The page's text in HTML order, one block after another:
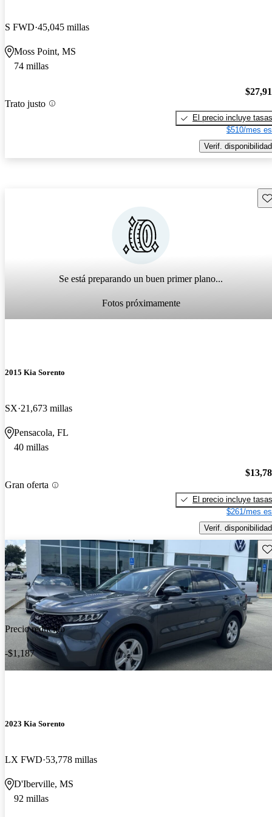
S FWD 45,045 millas
Moss Point, MS
74 millas
Trato justo
El precio incluye tasas
$510/mes
Verif. disponibilidad
Se está preparando un buen primer plano...
Fotos próximamente
2015 Kia Sorento
SX 21,673 millas
Pensacola, FL
40 millas
Gran oferta
El precio incluye tasas
$261/mes
Verif. disponibilidad
Precio reducido
-$1,187
2023 Kia Sorento
LX FWD 53,778 millas
D'Iberville, MS
92 millas